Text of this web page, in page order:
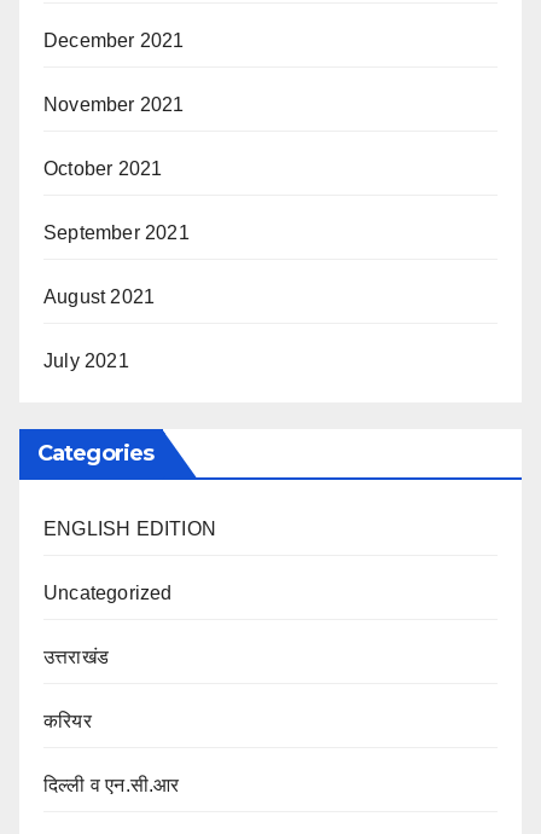
December 2021
November 2021
October 2021
September 2021
August 2021
July 2021
Categories
ENGLISH EDITION
Uncategorized
उत्तराखंड
करियर
दिल्ली व एन.सी.आर